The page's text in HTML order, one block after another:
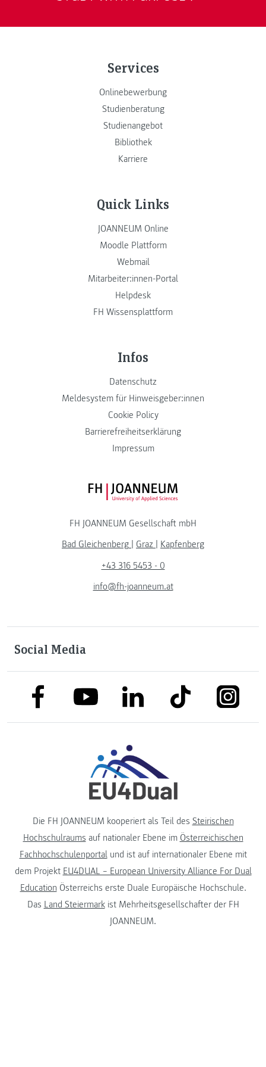
Services
Onlinebewerbung
Studienberatung
Studienangebot
Bibliothek
Karriere
Quick Links
JOANNEUM Online
Moodle Plattform
Webmail
Mitarbeiter:innen-Portal
Helpdesk
FH Wissensplattform
Infos
Datenschutz
Meldesystem für Hinweisgeber:innen
Cookie Policy
Barrierefreiheitserklärung
Impressum
FH JOANNEUM Logo
FH JOANNEUM Gesellschaft mbH
Bad Gleichenberg
Graz
Kapfenberg
+43 316 5453 - 0
info@fh-joanneum.at
Social Media
link to facebooklink to youtubelink to linkedinlink to tiktok
Die FH JOANNEUM kooperiert als Teil des Steirischen
Hochschulraums auf nationaler Ebene im Österreichischen
Fachhochschulenportalund ist auf internationaler Ebene mit
dem Projekt EU4DUAL – European University Alliance For Dual
Education Österreichs erste Duale Europäische Hochschule.
Das Land Steiermarkist Mehrheitsgesellschafter der FH
JOANNEUM.